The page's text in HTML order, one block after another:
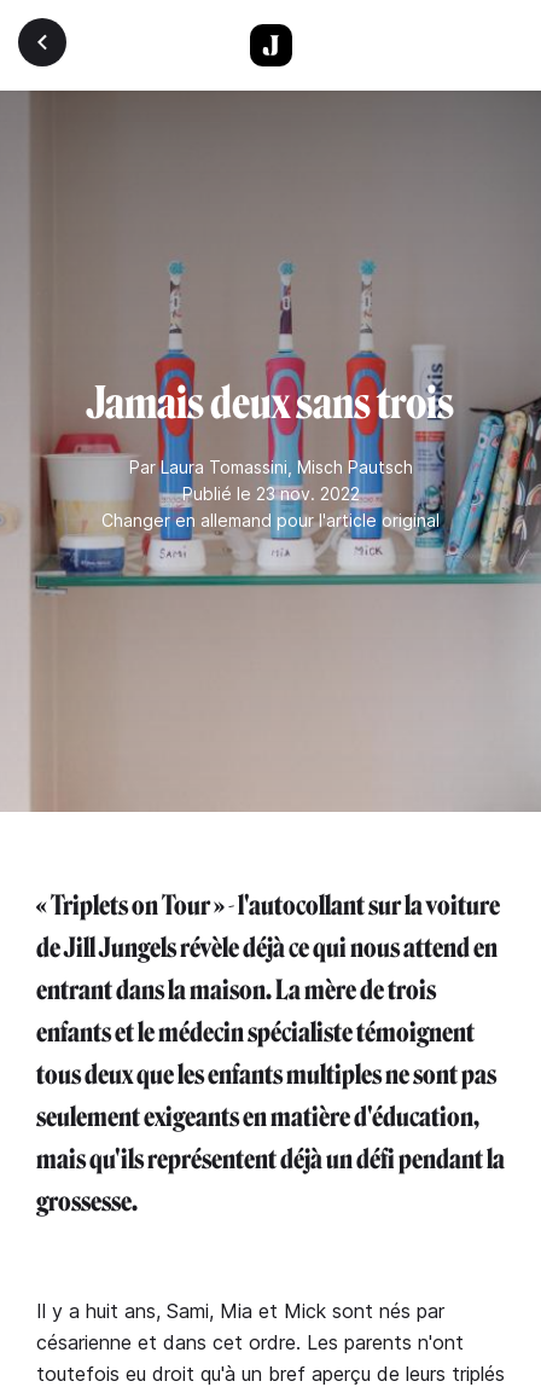
Aller au contenu principal
Jamais deux sans trois
ParLaura Tomassini Misch Pautsch
Publié le 23 nov. 2022
Changer en allemand pour l'article original
« Triplets on Tour » - l'autocollant sur la voiture
de Jill Jungels révèle déjà ce qui nous attend en
entrant dans la maison. La mère de trois
enfants et le médecin spécialiste témoignent
tous deux que les enfants multiples ne sont pas
seulement exigeants en matière d'éducation,
mais qu'ils représentent déjà un défi pendant la
grossesse.
Il y a huit ans, Sami, Mia et Mick sont nés par
césarienne et dans cet ordre. Les parents n'ont
toutefois eu droit qu'à un bref aperçu de leurs triplés